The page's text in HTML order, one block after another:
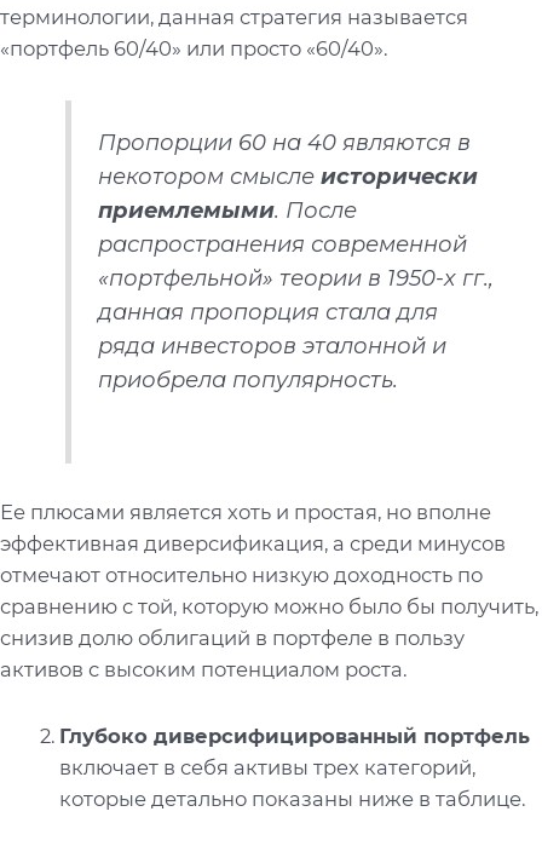
терминологии, данная стратегия называется
«портфель 60/40» или просто «60/40».
Пропорции 60 на 40 являются в
некотором смысле исторически
приемлемыми. После
распространения современной
«портфельной» теории в 1950-х гг.,
данная пропорция стала для
ряда инвесторов эталонной и
приобрела популярность.
Ее плюсами является хоть и простая, но вполне
эффективная диверсификация, а среди минусов
отмечают относительно низкую доходность по
сравнению с той, которую можно было бы получить,
снизив долю облигаций в портфеле в пользу
активов с высоким потенциалом роста.
Глубоко диверсифицированный портфель
включает в себя активы трех категорий,
которые детально показаны ниже в таблице.